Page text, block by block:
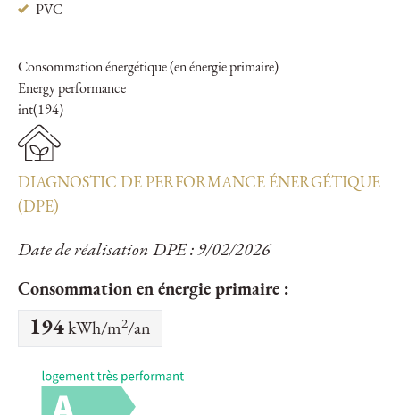
PVC
Consommation énergétique (en énergie primaire)
Energy performance
int(194)
DIAGNOSTIC DE PERFORMANCE ÉNERGÉTIQUE
(DPE)
Date de réalisation DPE : 9/02/2026
Consommation en énergie primaire :
194 kWh/m2/an